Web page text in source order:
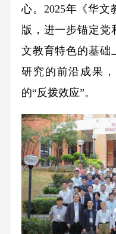
心。2025年《华
版，进一步锚定党
文教育特色的基础
研究的前沿成果
的“反拨效应”。